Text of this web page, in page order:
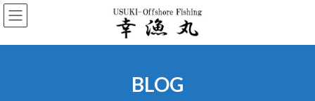
コ
ン
ン
ナ
ビ
ー
BLOG